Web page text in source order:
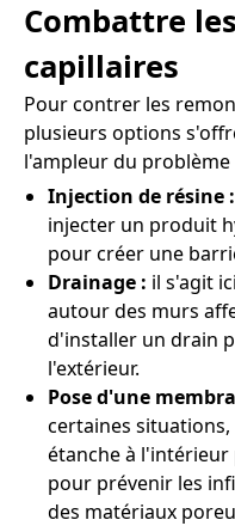
Combattre
capillaires
Pour contrer les
plusieurs options
l'ampleur du problème
Injection de résine :
injecter un produit
pour créer une
Drainage : il s'agit
autour des murs
d'installer un drain
l'extérieur.
Pose d'une
certaines
étanche à
pour prévenir les
des matériaux